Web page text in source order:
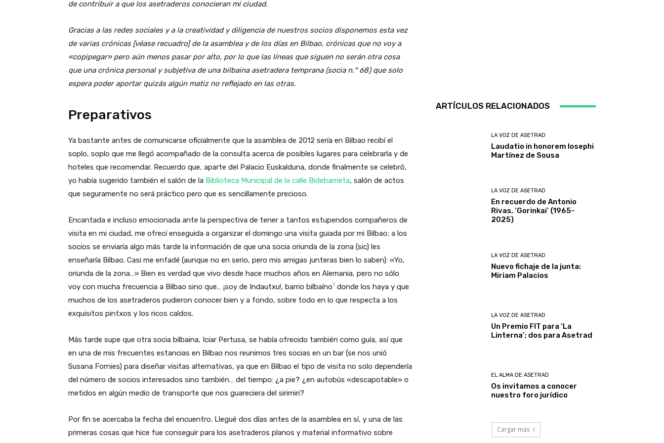
de contribuir a que los asetraderos conocieran mi ciudad.
Gracias a las redes sociales y a la creatividad y diligencia de nuestros socios disponemos esta vez
de varias crónicas [véase recuadro] de la asamblea y de los días en Bilbao, crónicas que no voy a
«copipegar» pero aún menos pasar por alto, por lo que las líneas que siguen no serán otra cosa
que una crónica personal y subjetiva de una bilbaina asetradera temprana (socia n.° 68) que solo
espera poder aportar quizás algún matiz no reflejado en las otras.
Preparativos
Ya bastante antes de comunicarse oficialmente que la asamblea de 2012 sería en Bilbao recibí el
soplo, soplo que me llegó acompañado de la consulta acerca de posibles lugares para celebrarla y de
hoteles que recomendar. Recuerdo que, aparte del Palacio Euskalduna, donde finalmente se celebró,
yo había sugerido también el salón de la Biblioteca Municipal de la calle Bidebarrieta, salón de actos
que seguramente no será práctico pero que es sencillamente precioso.
Encantada e incluso emocionada ante la perspectiva de tener a tantos estupendos compañeros de
visita en mi ciudad, me ofrecí enseguida a organizar el domingo una visita guiada por mi Bilbao; a los
socios se enviaría algo más tarde la información de que una socia oriunda de la zona (sic) les
enseñaría Bilbao. Casi me enfadé (aunque no en serio, pero mis amigas junteras bien lo saben): «Yo,
oriunda de la zona…» Bien es verdad que vivo desde hace muchos años en Alemania, pero no sólo
voy con mucha frecuencia a Bilbao sino que… ¡soy de Indautxu!, barrio bilbaíno1 donde los haya y que
muchos de los asetraderos pudieron conocer bien y a fondo, sobre todo en lo que respecta a los
exquisitos pintxos y los ricos caldos.
Más tarde supe que otra socia bilbaina, Iciar Pertusa, se había ofrecido también como guía, así que
en una de mis frecuentes estancias en Bilbao nos reunimos tres socias en un bar (se nos unió
Susana Fornies) para diseñar visitas alternativas, ya que en Bilbao el tipo de visita no solo dependería
del número de socios interesados sino también… del tiempo: ¿a pie? ¿en autobús «descapotable» o
metidos en algún medio de transporte que nos guareciera del sirimiri?
Por fin se acercaba la fecha del encuentro. Llegué dos días antes de la asamblea en sí, y una de las
primeras cosas que hice fue conseguir para los asetraderos planos y material informativo sobre
ARTÍCULOS RELACIONADOS
LA VOZ DE ASETRAD
Laudatio in honorem Iosephi
Martínez de Sousa
LA VOZ DE ASETRAD
En recuerdo de Antonio
Rivas, ‘Gorinkai’ (1965-
2025)
LA VOZ DE ASETRAD
Nuevo fichaje de la junta:
Miriam Palacios
LA VOZ DE ASETRAD
Un Premio FIT para ‘La
Linterna’; dos para Asetrad
EL ALMA DE ASETRAD
Os invitamos a conocer
nuestro foro jurídico
Cargar más